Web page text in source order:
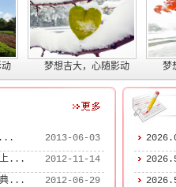
梦想吉大，心随影动 梦
2013-06-03
...
2012-11-14
上...
2012-06-29
典...